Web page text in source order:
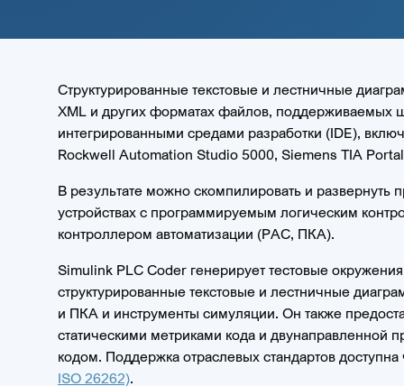
Структурированные текстовые и лестничные
XML и других форматах файлов, поддерживаемых
интегрированными средами разработки (IDE),
Rockwell Automation Studio 5000, Siemens TIA
В результате можно скомпилировать и
устройствах с программируемым логическим
контроллером автоматизации (PAC, ПКА).
Simulink PLC Coder генерирует тестовые
структурированные текстовые и лестничные
и ПКА и инструменты симуляции. Он также
статическими метриками кода и
кодом. Поддержка отраслевых стандартов доступна
ISO 26262).